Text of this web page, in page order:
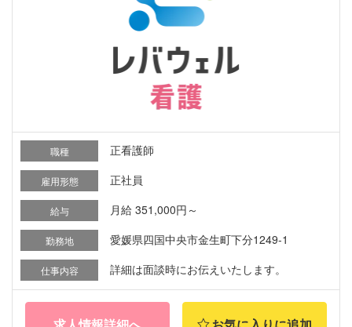
職種 正看護師
雇用形態 正社員
給与 月給 351,000円～
勤務地 愛媛県四国中央市金生町下分1249-1
仕事内容 詳細は面談時にお伝えいたします。